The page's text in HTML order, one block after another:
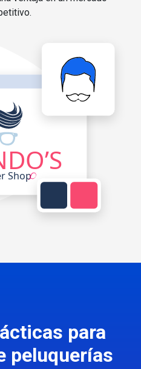
para
peluquerías